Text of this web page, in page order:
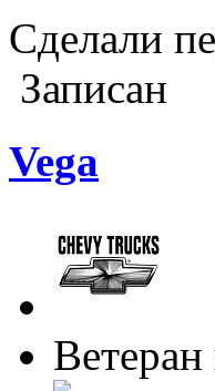
Сделали
Записан
Vega
Ветеран